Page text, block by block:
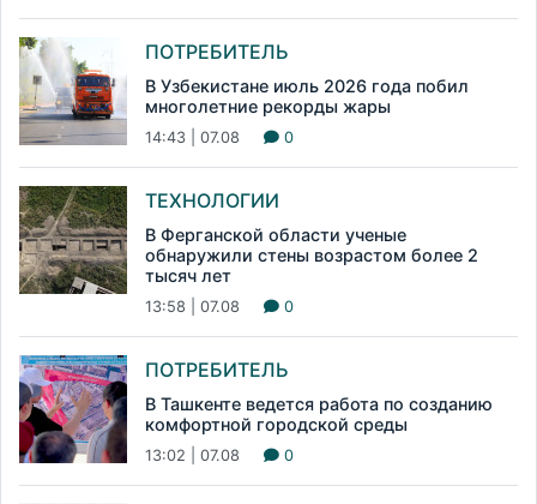
ПОТРЕБИТЕЛЬ
В Узбекистане июль 2026 года побил
многолетние рекорды жары
14:43 | 07.08 0
ТЕХНОЛОГИИ
В Ферганской области ученые
обнаружили стены возрастом более 2
тысяч лет
13:58 | 07.08 0
ПОТРЕБИТЕЛЬ
В Ташкенте ведется работа по созданию
комфортной городской среды
13:02 | 07.08 0